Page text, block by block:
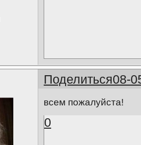
Поделиться08-
всем пожалуйста!
0